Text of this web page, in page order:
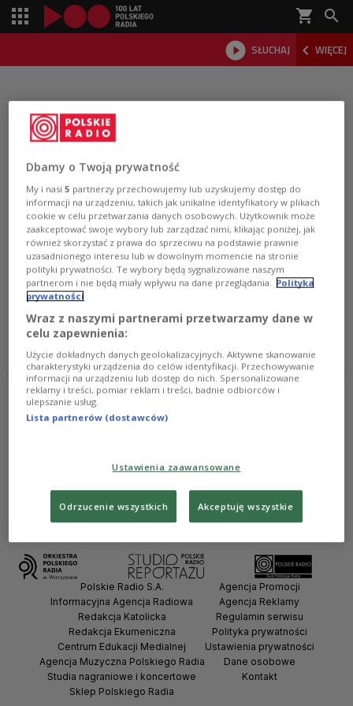
shopping_cart 
 SŁUCHAJ  WIĘCEJ

Pobierz aplikację Polskie Radio
Google Play
Polskie Radio S.A.
Informacyjna Agencja Radiowa
Redakcja Katolicka
Redakcja Ekumeniczna
Centrum Edukacji Medialnej
Agencja Muzyczna Polskiego Radia
Studia nagraniowe i koncertowe
Sklep Polskiego Radia
Agencja Promocji
Agencja Reklamy
Regulamin serwisu
Polityka prywatności
Ustawienia prywatności
Dane osobowe
Kontakt
Dbamy o Twoją prywatność
My i nasi5 partnerzy przechowujemy lub uzyskujemy dostęp do
informacji na urządzeniu, takich jak unikalne identyfikatory w plikach
cookie w celu przetwarzania danych osobowych. Użytkownik może
zaakceptować swoje wybory lub zarządzać nimi, klikając poniżej, jak
również skorzystać z prawa do sprzeciwu na podstawie prawnie
uzasadnionego interesu lub w dowolnym momencie na stronie
polityki prywatności. Te wybory będą sygnalizowane naszym
partnerom i nie będą miały wpływu na dane przeglądania.
Polityka
prywatności
Wraz z naszymi partnerami przetwarzamy dane w
celu zapewnienia:
Użycie dokładnych danych geolokalizacyjnych. Aktywne skanowanie
charakterystyki urządzenia do celów identyfikacji. Przechowywanie
informacji na urządzeniu lub dostęp do nich. Spersonalizowane
reklamy i treści, pomiar reklam i treści, badnie odbiorców i
ulepszanie usług.
Lista partnerów (dostawców)
Ustawienia zaawansowane
Odrzucenie wszystkich Akceptuję wszystkie